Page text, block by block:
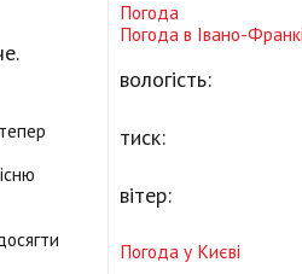
Погода
Погода в Івано-
вологість:
тиск:
вітер:
Погода у Києві